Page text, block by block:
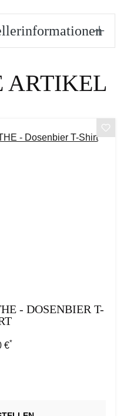
ARTIKEL
- DOSENBIER T-
Preis:
€*